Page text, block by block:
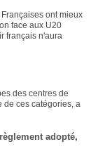
ont mieux
face aux U20
français n'aura
des centres de
de ces catégories, a
adopté,